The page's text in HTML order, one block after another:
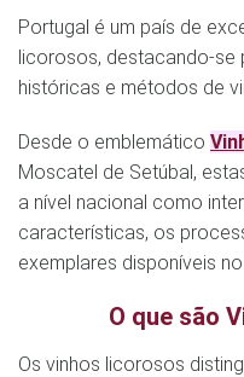
Portugal é um país de
licorosos, destacando-se
históricas e métodos de
Desde o emblemático
Moscatel de Setúbal,
a nível nacional como
características, os
exemplares disponíveis
O que são
Os vinhos licorosos